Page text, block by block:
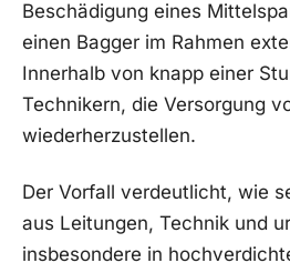
Beschädigung eines
einen Bagger im Rahmen
Innerhalb von knapp einer
Technikern, die Versorgung
wiederherzustellen.
Der Vorfall verdeutlicht, wie
aus Leitungen, Technik und
insbesondere in